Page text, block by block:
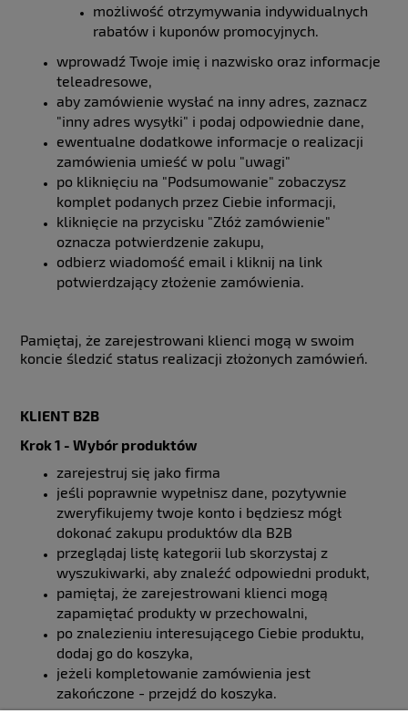
możliwość otrzymywania indywidualnych
rabatów i kuponów promocyjnych.
wprowadź Twoje imię i nazwisko oraz informacje
teleadresowe,
aby zamówienie wysłać na inny adres, zaznacz
"inny adres wysyłki" i podaj odpowiednie dane,
ewentualne dodatkowe informacje o realizacji
zamówienia umieść w polu "uwagi"
po kliknięciu na "Podsumowanie" zobaczysz
komplet podanych przez Ciebie informacji,
kliknięcie na przycisku "Złóż zamówienie"
oznacza potwierdzenie zakupu,
odbierz wiadomość email i kliknij na link
potwierdzający złożenie zamówienia.
Pamiętaj, że zarejestrowani klienci mogą w swoim
koncie śledzić status realizacji złożonych zamówień.
KLIENT B2B
Krok 1 - Wybór produktów
zarejestruj się jako firma
jeśli poprawnie wypełnisz dane, pozytywnie
zweryfikujemy twoje konto i będziesz mógł
dokonać zakupu produktów dla B2B
przeglądaj listę kategorii lub skorzystaj z
wyszukiwarki, aby znaleźć odpowiedni produkt,
pamiętaj, że zarejestrowani klienci mogą
zapamiętać produkty w przechowalni,
po znalezieniu interesującego Ciebie produktu,
dodaj go do koszyka,
jeżeli kompletowanie zamówienia jest
zakończone - przejdź do koszyka.